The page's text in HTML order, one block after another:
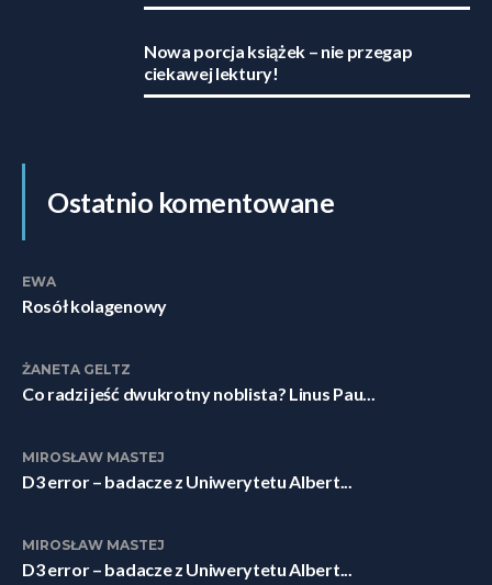
Nowa porcja książek – nie przegap
ciekawej lektury!
Ostatnio komentowane
EWA
Rosół kolagenowy
ŻANETA GELTZ
Co radzi jeść dwukrotny noblista? Linus Pau...
MIROSŁAW MASTEJ
D3 error – badacze z Uniwerytetu Albert...
MIROSŁAW MASTEJ
D3 error – badacze z Uniwerytetu Albert...